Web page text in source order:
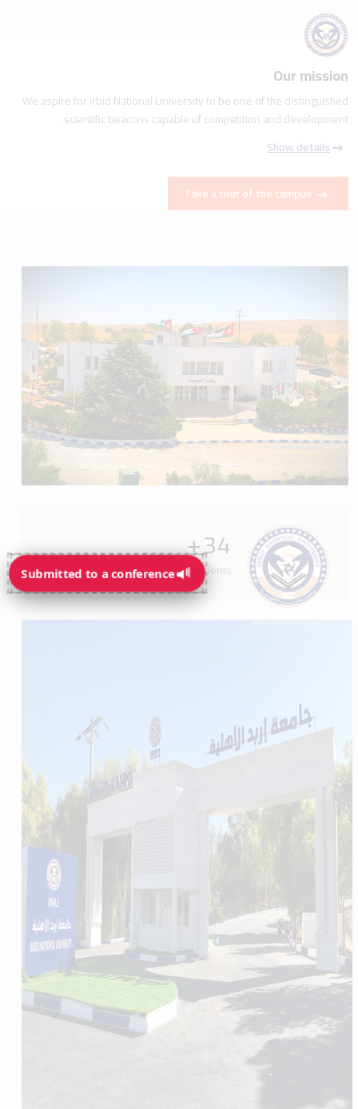
Submitted to a conference
Our mission
We aspire for Irbid National University to be one of the distinguished
scientific beacons capable of competition and development.
Show details
Take a tour of the campus
34
+
Programs available for students
Submitted to a conference